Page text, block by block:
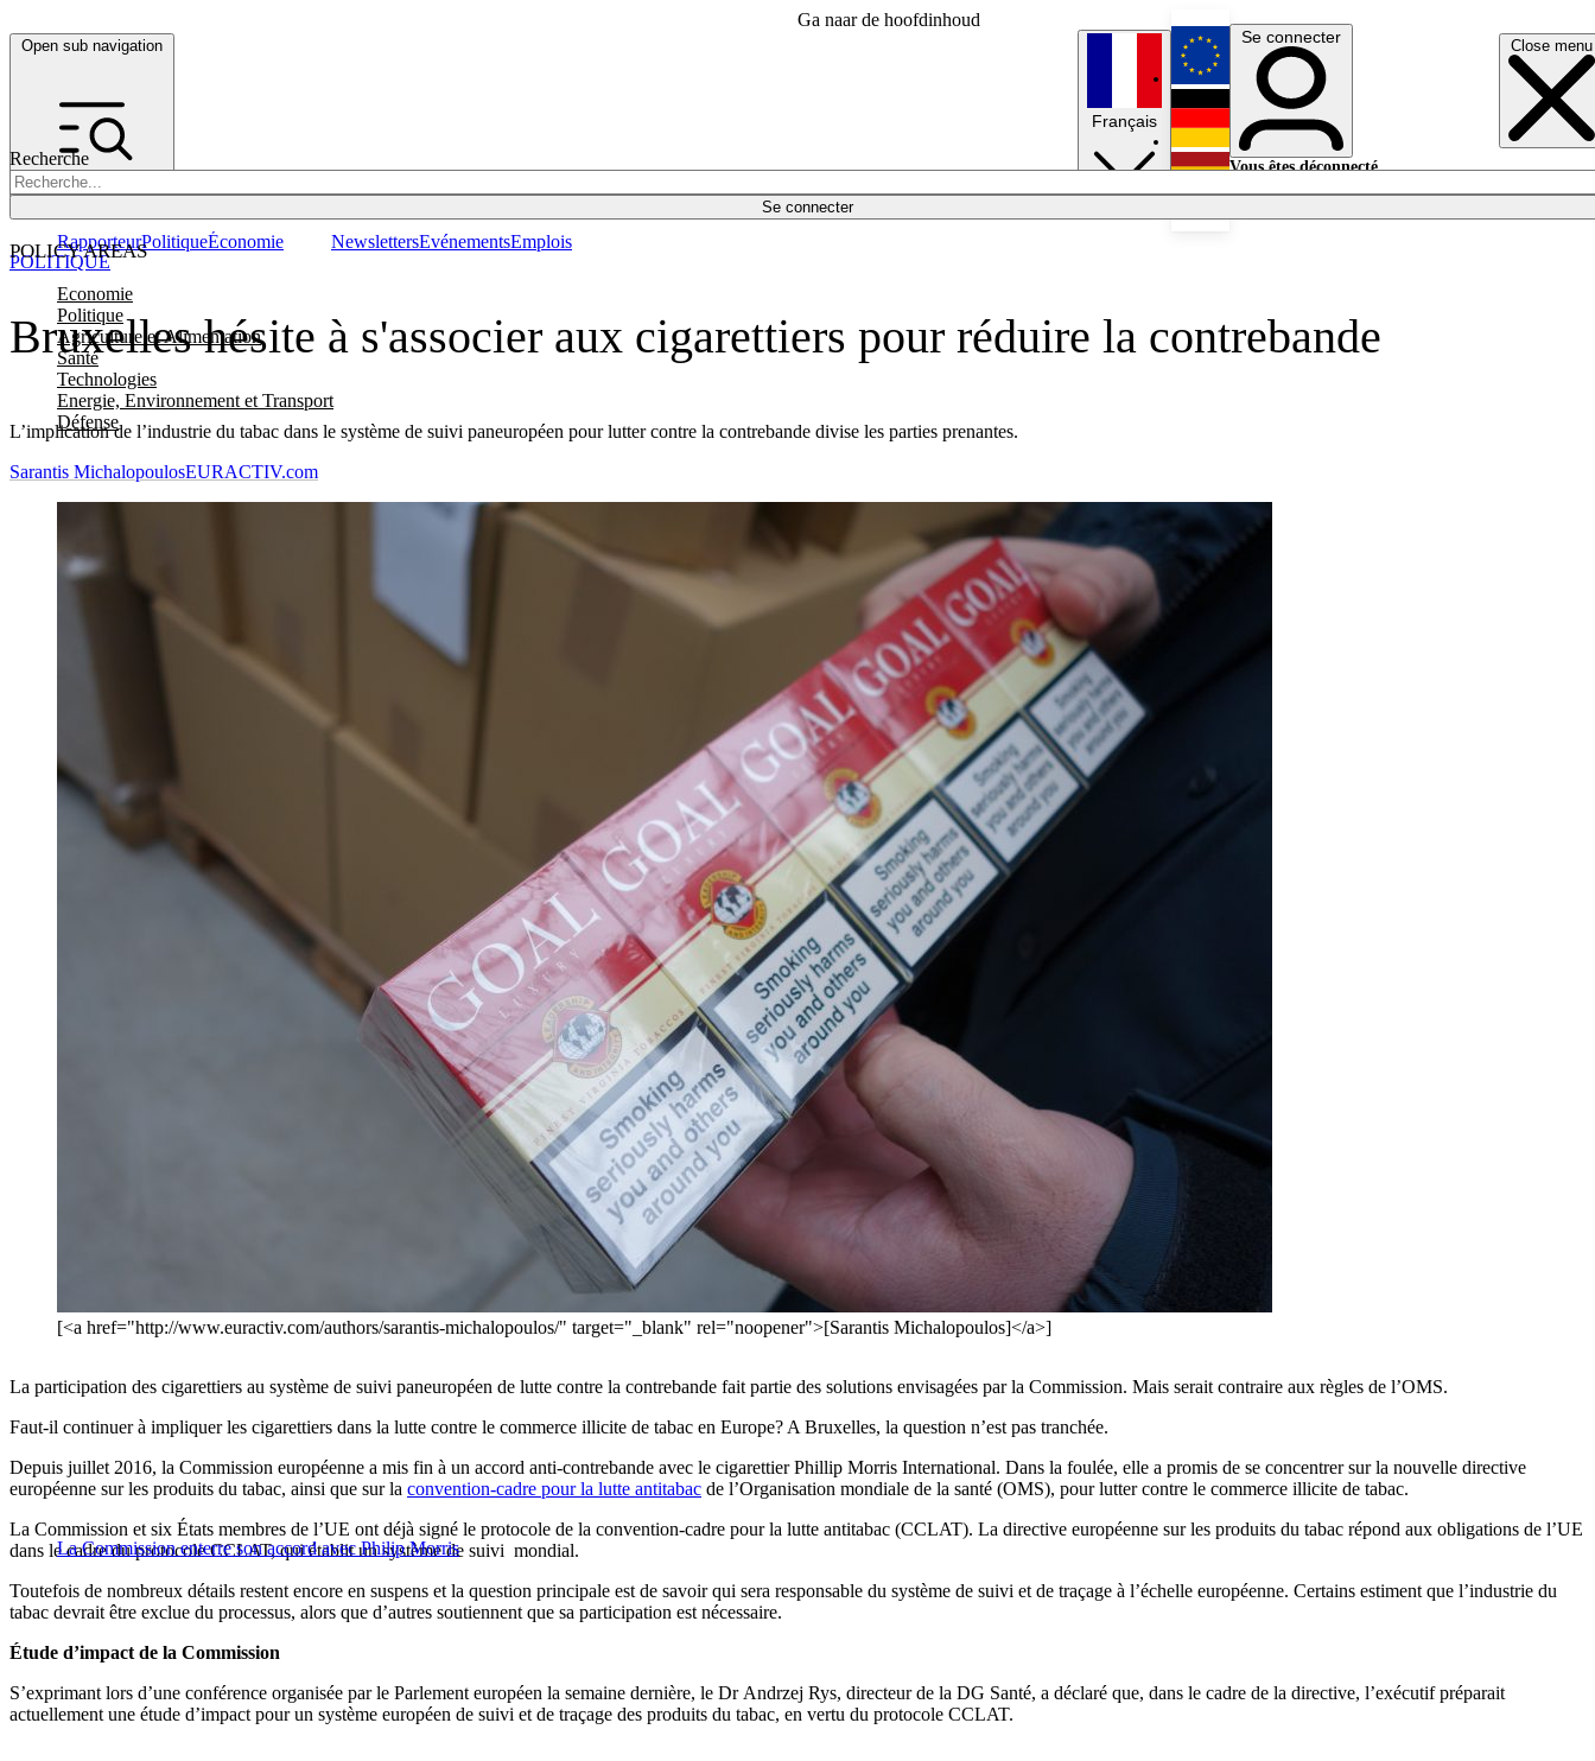
Ga naar de hoofdinhoud
Open sub navigation Close menu
Recherche
Se connecter
POLICY AREAS
Economie
Politique
Agriculture et Alimentation
Santé
Technologies
Energie, Environnement et Transport
Défense
RapporteurPolitiqueÉconomie NewslettersEvénementsEmplois
Français
English
Deutsch
Se connecter
Vous êtes déconnecté.
Bruxelles hésite à s'associer aux cigarettiers pour réduire la contrebande
L’implication de l’industrie du tabac dans le système de suivi paneuropéen pour lutter contre la contrebande divise les parties prenantes.
POLITIQUE
Sarantis MichalopoulosEURACTIV.com
[<a href="http://www.euractiv.com/authors/sarantis-michalopoulos/" target="_blank" rel="noopener">[Sarantis Michalopoulos]</a>]
La participation des cigarettiers au système de suivi paneuropéen de lutte contre la contrebande fait partie des solutions envisagées par la Commission. Mais serait contraire aux règles de l’OMS.
Faut-il continuer à impliquer les cigarettiers dans la lutte contre le commerce illicite de tabac en Europe? A Bruxelles, la question n’est pas tranchée.
Depuis juillet 2016, la Commission européenne a mis fin à un accord anti-contrebande avec le cigarettier Phillip Morris International. Dans la foulée, elle a promis de se concentrer sur la nouvelle directive
européenne sur les produits du tabac, ainsi que sur la convention-cadre pour la lutte antitabac de l’Organisation mondiale de la santé (OMS), pour lutter contre le commerce illicite de tabac.
La Commission enterre son accord avec Philip Morris
La Commission et six États membres de l’UE ont déjà signé le protocole de la convention-cadre pour la lutte antitabac (CCLAT). La directive européenne sur les produits du tabac répond aux obligations de l’UE
dans le cadre du protocole CCLAT, qui établit un système de suivi mondial.
Toutefois de nombreux détails restent encore en suspens et la question principale est de savoir qui sera responsable du système de suivi et de traçage à l’échelle européenne. Certains estiment que l’industrie du
tabac devrait être exclue du processus, alors que d’autres soutiennent que sa participation est nécessaire.
Étude d’impact de la Commission
S’exprimant lors d’une conférence organisée par le Parlement européen la semaine dernière, le Dr Andrzej Rys, directeur de la DG Santé, a déclaré que, dans le cadre de la directive, l’exécutif préparait
actuellement une étude d’impact pour un système européen de suivi et de traçage des produits du tabac, en vertu du protocole CCLAT.